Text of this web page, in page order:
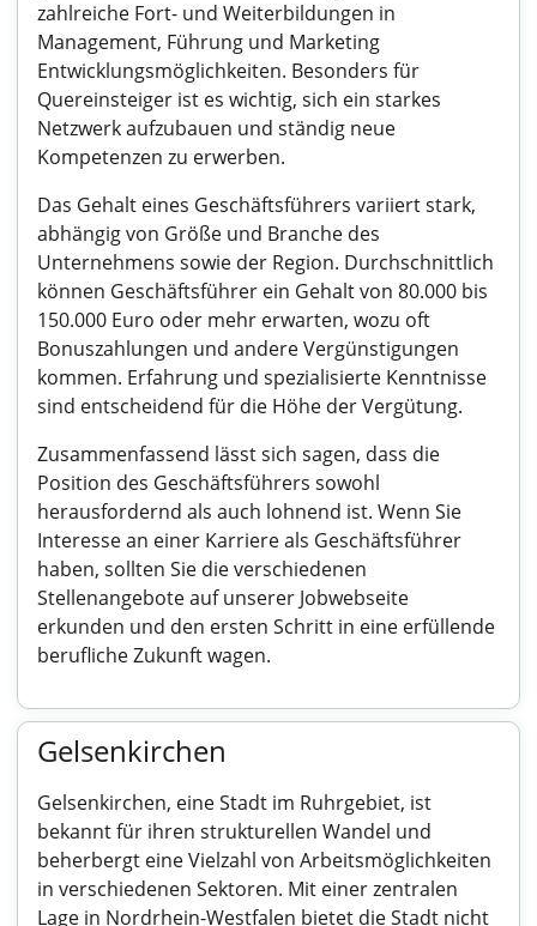
zahlreiche Fort- und Weiterbildungen in
Management, Führung und Marketing
Entwicklungsmöglichkeiten. Besonders für
Quereinsteiger ist es wichtig, sich ein starkes
Netzwerk aufzubauen und ständig neue
Kompetenzen zu erwerben.
Das Gehalt eines Geschäftsführers variiert stark,
abhängig von Größe und Branche des
Unternehmens sowie der Region. Durchschnittlich
können Geschäftsführer ein Gehalt von 80.000 bis
150.000 Euro oder mehr erwarten, wozu oft
Bonuszahlungen und andere Vergünstigungen
kommen. Erfahrung und spezialisierte Kenntnisse
sind entscheidend für die Höhe der Vergütung.
Zusammenfassend lässt sich sagen, dass die
Position des Geschäftsführers sowohl
herausfordernd als auch lohnend ist. Wenn Sie
Interesse an einer Karriere als Geschäftsführer
haben, sollten Sie die verschiedenen
Stellenangebote auf unserer Jobwebseite
erkunden und den ersten Schritt in eine erfüllende
berufliche Zukunft wagen.
Gelsenkirchen
Gelsenkirchen, eine Stadt im Ruhrgebiet, ist
bekannt für ihren strukturellen Wandel und
beherbergt eine Vielzahl von Arbeitsmöglichkeiten
in verschiedenen Sektoren. Mit einer zentralen
Lage in Nordrhein-Westfalen bietet die Stadt nicht